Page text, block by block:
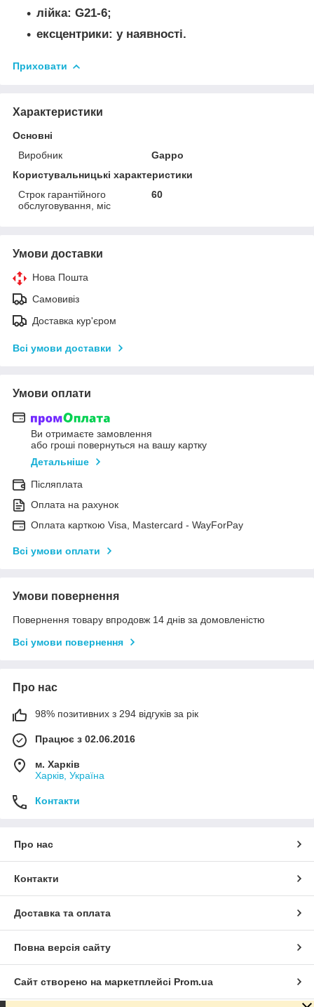
лійка: G21-6;
ексцентрики: у наявності.
Приховати
Характеристики
Основні
Виробник
Gappo
Користувальницькі характеристики
Строк гарантійного
обслуговування, міс
60
Умови доставки
Нова Пошта
Самовивіз
Доставка кур'єром
Всі умови доставки
Умови оплати
Ви отримаєте замовлення
або гроші повернуться на вашу картку
Детальніше
Післяплата
Оплата на рахунок
Оплата карткою Visa, Mastercard - WayForPay
Всі умови оплати
Умови повернення
Повернення товару впродовж 14 днів за домовленістю
Всі умови повернення
Про нас
98% позитивних з 294 відгуків за рік
Працює з 02.06.2016
м. Харків
Харків, Україна
Контакти
Про нас
Контакти
Доставка та оплата
Повна версія сайту
Сайт створено на маркетплейсі Prom.ua